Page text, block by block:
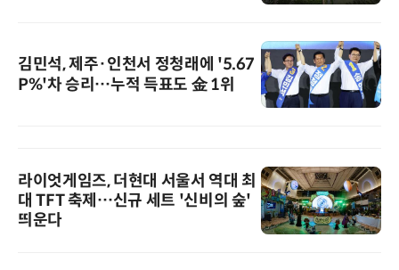
김민석, 제주·인천서 정청래에 '5.67
P%'차 승리…누적 득표도 金 1위
라이엇게임즈, 더현대 서울서 역대 최
대 TFT 축제…신규 세트 '신비의 숲'
띄운다